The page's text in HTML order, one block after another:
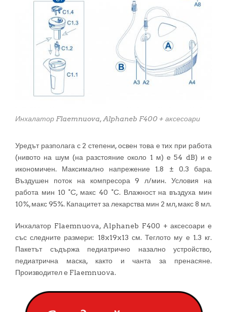
Инхалатор Flaemnuova, Alphaneb F400 + аксесоари
Уредът разполага с 2 степени, освен това е тих при работа
(нивото на шум (на разстояние около 1 м) е 54 dB) и е
икономичен. Максимално напрежение 1.8 ± 0.3 бара.
Въздушен поток на компресора 9 л/мин. Условия на
работа мин 10 °C, макс 40 °C. Влажност на въздуха мин
10%, макс 95%. Капацитет за лекарства мин 2 мл, макс 8 мл.
Инхалатор Flaemnuova, Alphaneb F400 + аксесоари е
със следните размери: 18x19x13 см. Теглото му е 1.3 кг.
Пакетът съдържа педиатрично назално устройство,
педиатрична маска, както и чанта за пренасяне.
Производител е Flaemnuova.